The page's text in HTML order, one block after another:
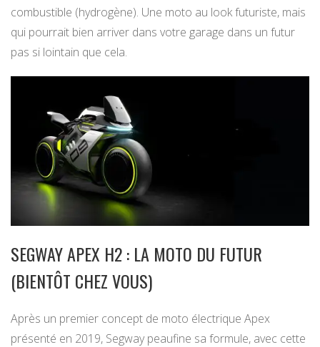
combustible (hydrogène). Une moto au look futuriste, mais
qui pourrait bien arriver dans votre garage dans un futur
pas si lointain que cela.
SEGWAY APEX H2 : LA MOTO DU FUTUR
(BIENTÔT CHEZ VOUS)
Après un premier concept de moto électrique Apex
présenté en 2019, Segway peaufine sa formule, avec cette